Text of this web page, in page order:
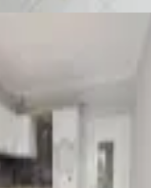
Hürriyet Mahallesi
·150 m² ·3. Kat
₺